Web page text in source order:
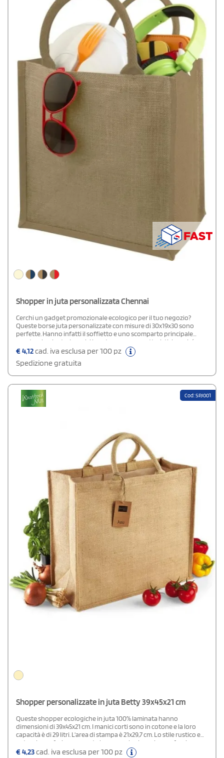
Shopper in juta personalizzata Chennai
Cerchi un gadget promozionale ecologico per il tuo negozio?
Queste borse juta personalizzate con misure di 30x19x30 sono
perfette. Hanno infatti il soffietto e uno scomparto principale
aperto e laminato. I manici in cotone sono caratteristici perché
arrotolati. L'area di stampa è 21x29,7 cm su cui potrai disegnare il
tuo logo o riprodurre una scritta pubblicitaria.
€4,12cad. iva esclusa per 100 pz
Spedizione gratuita
Cod: SPJ001
Shopper personalizzate in juta Betty 39x45x21 cm
Queste shopper ecologiche in juta 100% laminata hanno
dimensioni di 39x45x21 cm. I manici corti sono in cotone e la loro
capacità è di 29 litri. L'area di stampa è 21x29,7 cm. Lo stile rustico e
naturale conferisce a queste borse per lo shopping un fascino
speciale: per questo possono diventare dei gadget promozionali
€4,23cad. iva esclusa per 100 pz